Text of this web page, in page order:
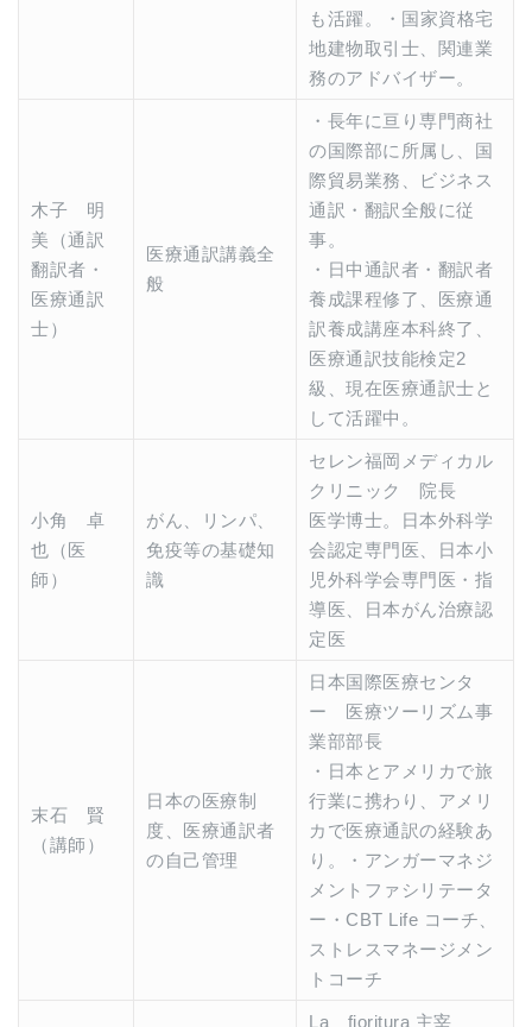
も活躍。 ・国家資格宅
地建物取引士、関連業
務のアドバイザー。
木子 明
美（通訳
翻訳者・
医療通訳
士）
医療通訳講義全
般
・長年に亘り専門商社
の国際部に所属し、国
際貿易業務、ビジネス
通訳・翻訳全般に従
事。
・日中通訳者・翻訳者
養成課程修了、医療通
訳養成講座本科終了、
医療通訳技能検定2
級、現在医療通訳士と
して活躍中。
小角 卓
也（医
師）
がん、リンパ、
免疫等の基礎知
識
セレン福岡メディカル
クリニック 院長
医学博士。日本外科学
会認定専門医、日本小
児外科学会専門医・指
導医、日本がん治療認
定医
末石 賢
（講師）
日本の医療制
度、医療通訳者
の自己管理
日本国際医療センタ
ー 医療ツーリズム事
業部部長
・日本とアメリカで旅
行業に携わり、アメリ
カで医療通訳の経験あ
り。・アンガーマネジ
メントファシリテータ
ー・CBT Life コーチ、
ストレスマネージメン
トコーチ
La fioritura 主宰